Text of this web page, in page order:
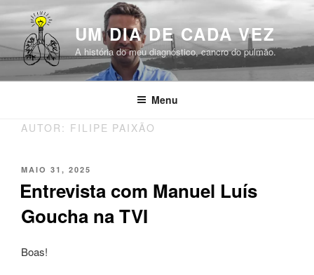
para
conteúdo
UM DIA DE CADA VEZ
A história do meu diagnóstico, cancro do pulmão.
Menu
AUTOR: FILIPE PAIXÃO
PUBLICADO
MAIO 31, 2025
Entrevista com Manuel Luís
Goucha na TVI
Boas!